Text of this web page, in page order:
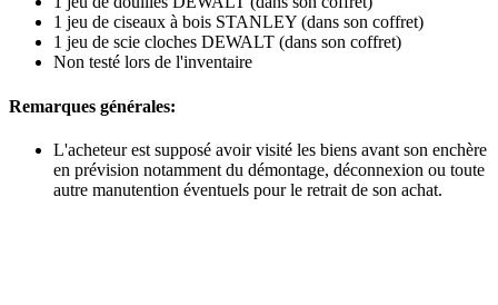
1 jeu de ciseaux à bois STANLEY (dans son coffret)
1 jeu de scie cloches DEWALT (dans son coffret)
Non testé lors de l'inventaire
Remarques générales:
L'acheteur est supposé avoir visité les biens avant son enchère
en prévision notamment du démontage, déconnexion ou toute
autre manutention éventuels pour le retrait de son achat.